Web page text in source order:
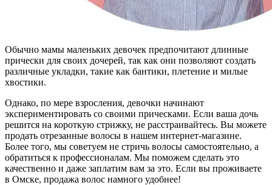
Обычно мамы маленьких девочек предпочитают длинные
прически для своих дочерей, так как они позволяют создать
различные укладки, такие как бантики, плетение и милые
хвостики.
Однако, по мере взросления, девочки начинают
экспериментировать со своими прическами. Если ваша дочь
решится на короткую стрижку, не расстраивайтесь. Вы можете
продать отрезанные волосы в нашем интернет-магазине.
Более того, мы советуем не стричь волосы самостоятельно, а
обратиться к профессионалам. Мы поможем сделать это
качественно и даже заплатим вам за это. Если вы проживаете
в Омске, продажа волос намного удобнее!